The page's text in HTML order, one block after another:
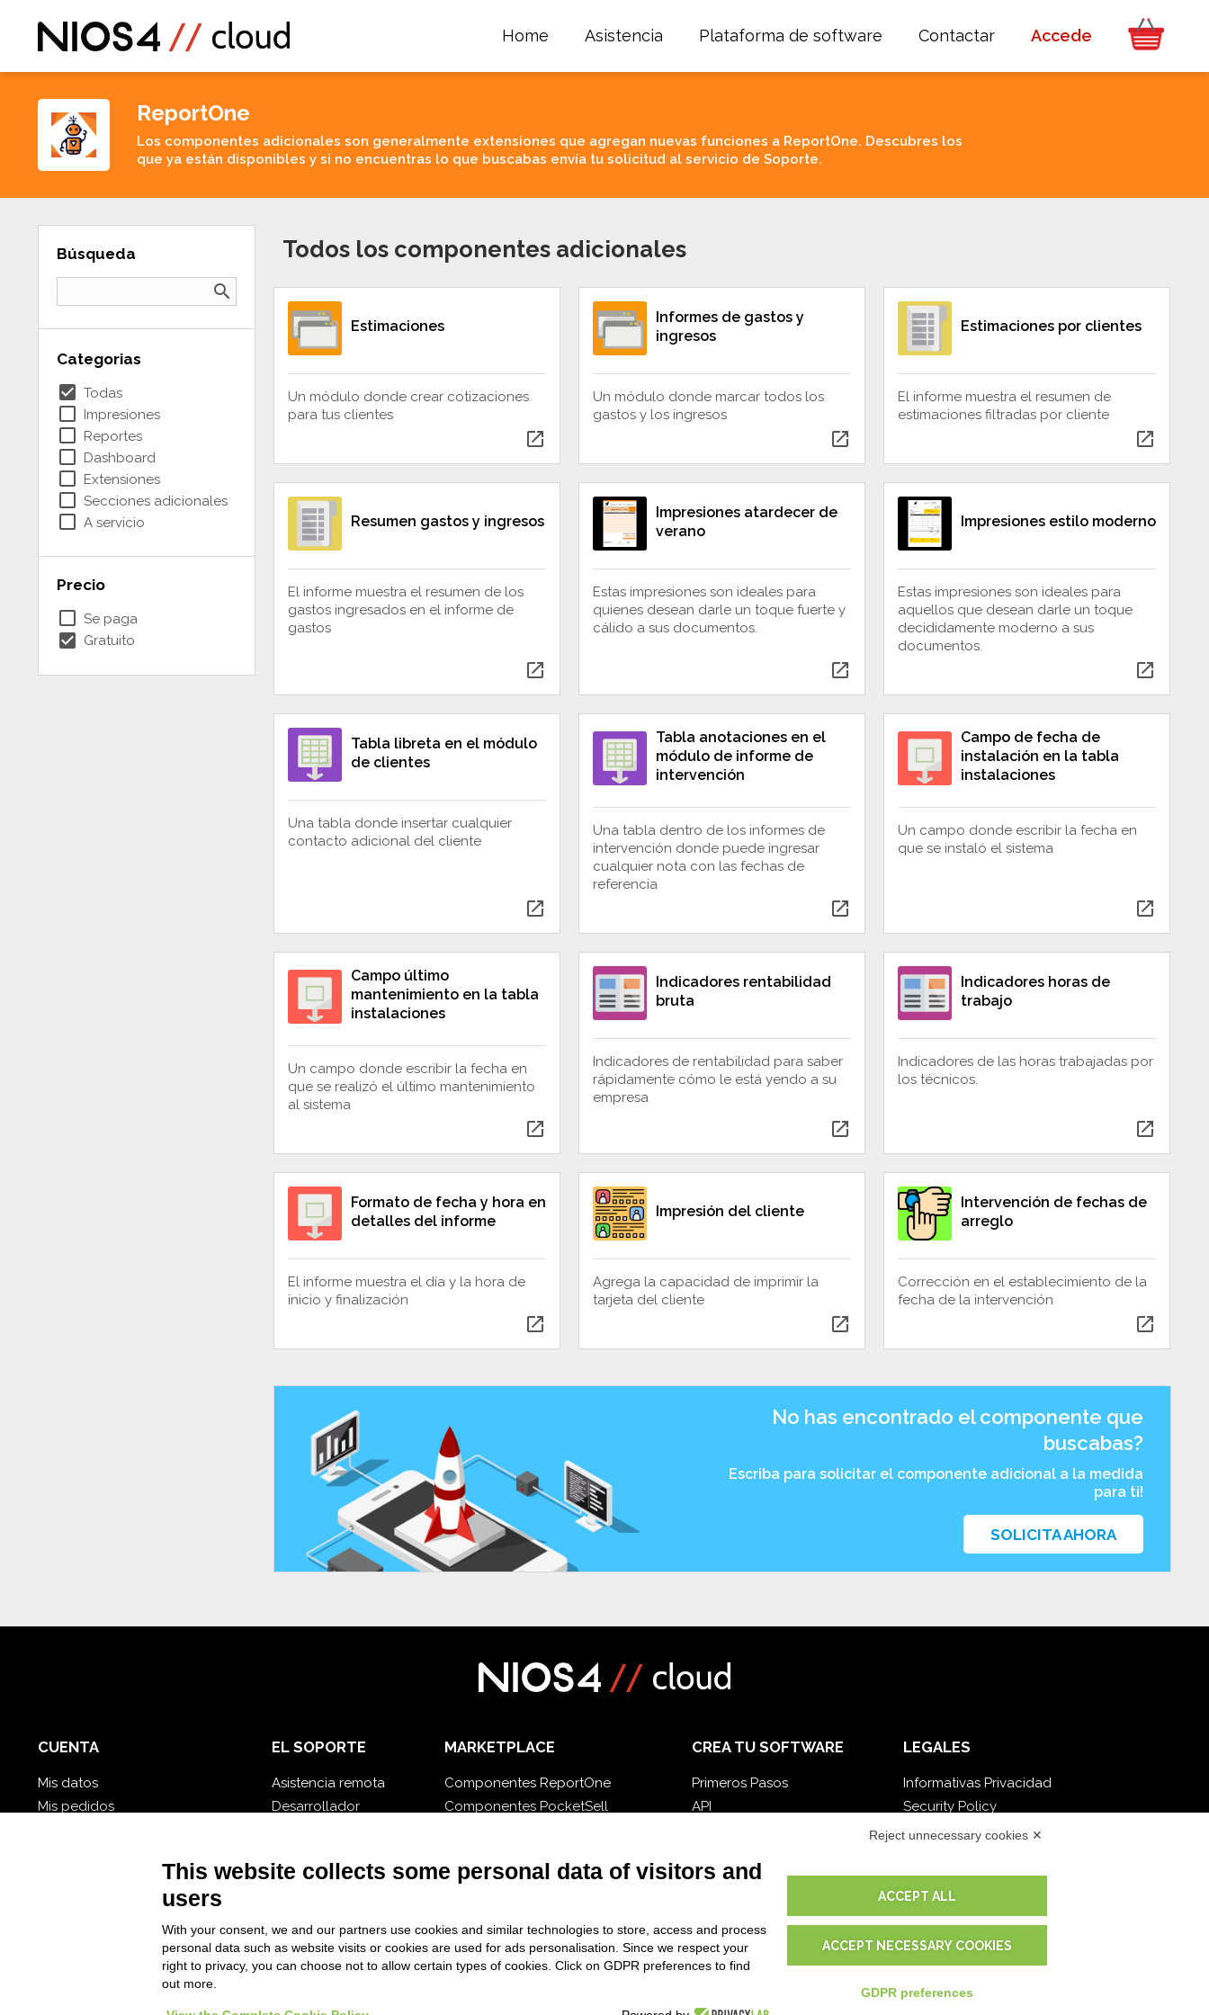
Home Asistencia Plataforma de software Contactar Accede
ReportOne
Los componentes adicionales son generalmente extensiones que agregan nuevas funciones a ReportOne. Descubres los
que ya están disponibles y si no encuentras lo que buscabas envía tu solicitud al servicio de Soporte.
Búsqueda
search
Categorias
check_box Todas
check_box_outline_blank Impresiones
check_box_outline_blank Reportes
check_box_outline_blank Dashboard
check_box_outline_blank Extensiones
check_box_outline_blank Secciones adicionales
check_box_outline_blank A servicio
Precio
check_box_outline_blank Se paga
check_box Gratuito
Todos los componentes adicionales
Estimaciones
Un módulo donde crear cotizaciones
para tus clientes
open_in_new
Informes de gastos y
ingresos
Un módulo donde marcar todos los
gastos y los ingresos
open_in_new
Estimaciones por clientes
El informe muestra el resumen de
estimaciones filtradas por cliente
open_in_new
Resumen gastos y ingresos
El informe muestra el resumen de los
gastos ingresados en el informe de
gastos
open_in_new
Impresiones atardecer de
verano
Estas impresiones son ideales para
quienes desean darle un toque fuerte y
cálido a sus documentos.
open_in_new
Impresiones estilo moderno
Estas impresiones son ideales para
aquellos que desean darle un toque
decididamente moderno a sus
documentos.
open_in_new
Tabla libreta en el módulo
de clientes
Una tabla donde insertar cualquier
contacto adicional del cliente
open_in_new
Tabla anotaciones en el
módulo de informe de
intervención
Una tabla dentro de los informes de
intervención donde puede ingresar
cualquier nota con las fechas de
referencia
open_in_new
Campo de fecha de
instalación en la tabla
instalaciones
Un campo donde escribir la fecha en
que se instaló el sistema
open_in_new
Campo último
mantenimiento en la tabla
instalaciones
Un campo donde escribir la fecha en
que se realizó el último mantenimiento
al sistema
open_in_new
Indicadores rentabilidad
bruta
Indicadores de rentabilidad para saber
rápidamente cómo le está yendo a su
empresa
open_in_new
Indicadores horas de
trabajo
Indicadores de las horas trabajadas por
los técnicos.
open_in_new
Formato de fecha y hora en
detalles del informe
El informe muestra el día y la hora de
inicio y finalización
open_in_new
Impresión del cliente
Agrega la capacidad de imprimir la
tarjeta del cliente
open_in_new
Intervención de fechas de
arreglo
Corrección en el establecimiento de la
fecha de la intervención
open_in_new
No has encontrado el componente que
buscabas?
Escriba para solicitar el componente adicional a la medida
para ti!
SOLICITA AHORA
CUENTA
Mis datos
Mis pedidos
EL SOPORTE
Asistencia remota
Desarrollador
MARKETPLACE
Componentes ReportOne
Componentes PocketSell
CREA TU SOFTWARE
Primeros Pasos
API
LEGALES
Informativas Privacidad
Security Policy
Documentación contractual y RGPD
Condiciones de venta
Condiciones del servicio de soporte
Configuraciones cookie
Reject unnecessary cookies ✕
This website collects some personal data of visitors and
users
With your consent, we and our partners use cookies and similar technologies to store, access and process
personal data such as website visits or cookies are used for ads personalisation. Since we respect your
right to privacy, you can choose not to allow certain types of cookies. Click on GDPR preferences to find
out more.
ACCEPT ALL
ACCEPT NECESSARY COOKIES
GDPR preferences